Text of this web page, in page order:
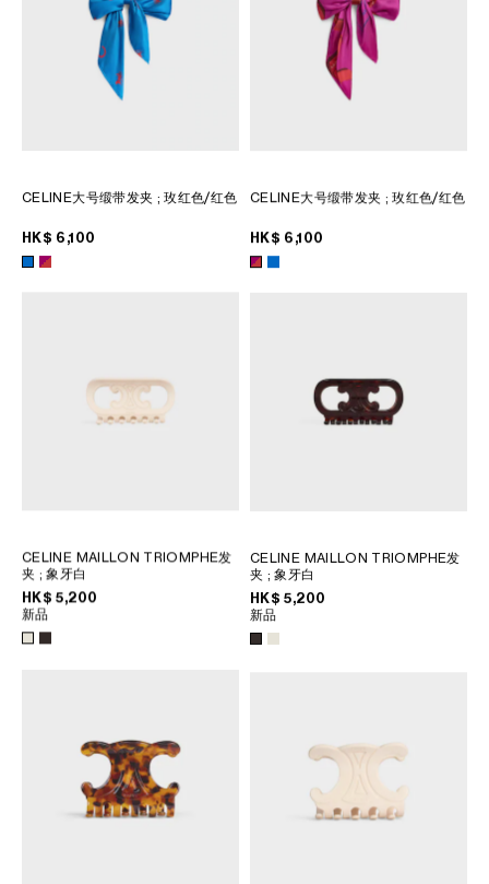
CELINE大号缎带发夹 ; 玫红色/红色
HK$ 6,100
CELINE大号缎带发夹 ; 玫红色/红色
HK$ 6,100
CELINE MAILLON TRIOMPHE发
夹 ; 象牙白
HK$ 5,200
新品
CELINE MAILLON TRIOMPHE发
夹 ; 象牙白
HK$ 5,200
新品